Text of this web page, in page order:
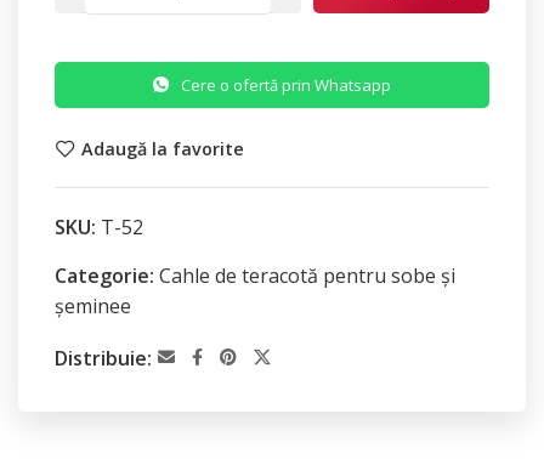
Cere o ofertă prin Whatsapp
Adaugă la favorite
SKU: T-52
Categorie: Cahle de teracotă pentru sobe și
șeminee
Distribuie: